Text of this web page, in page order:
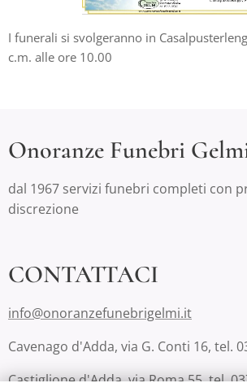
I funerali si svolgeranno in
c.m. alle ore 10.00
Onoranze Funebri
dal 1967 servizi funebri completi con
discrezione
CONTATTACI
info@onoranzefunebrigelmi.it
Cavenago d'Adda, via G. Conti 16, tel.